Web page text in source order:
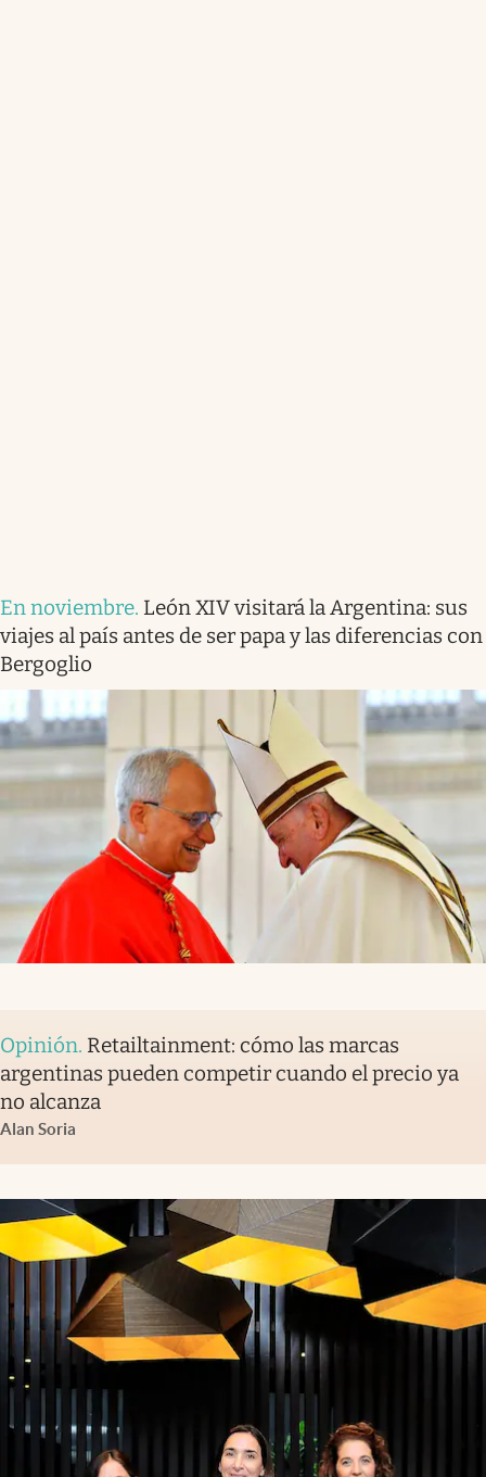
En noviembre. León XIV visitará la Argentina: sus
viajes al país antes de ser papa y las diferencias con
Bergoglio
Opinión. Retailtainment: cómo las marcas
argentinas pueden competir cuando el precio ya
no alcanza
Alan Soria